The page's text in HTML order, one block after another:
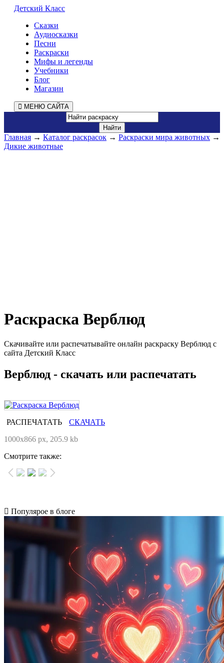
Детский Класс
Сказки
Аудиосказки
Песни
Раскраски
Мифы и легенды
Учебники
Блог
Магазин
МЕНЮ САЙТА
Главная → Каталог раскрасок → Раскраски мира животных →
Дикие животные
Раскраска Верблюд
Скачивайте или распечатывайте онлайн раскраску Верблюд с
сайта Детский Класс
Верблюд - скачать или распечатать
РАСПЕЧАТАТЬ
СКАЧАТЬ
1000x866 px, 205.9 kb
Смотрите также:
Популярое в блоге